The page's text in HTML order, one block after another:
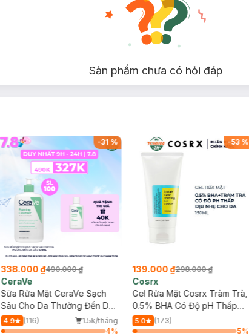
Sản phẩm chưa có hỏi đáp
-31 %
338.000 ₫490.000 ₫
CeraVe
Sữa Rửa Mặt CeraVe Sạch
Sâu Cho Da Thường Đến Da
Dầu 473ml
4.9 (116)
1.5k/tháng
4%
-53%
139.000 ₫298.000 ₫
Cosrx
Gel Rửa Mặt Cosrx Tràm Trà,
0.5% BHA Có Độ pH Thấp
150ml
5.0
(173)
5%